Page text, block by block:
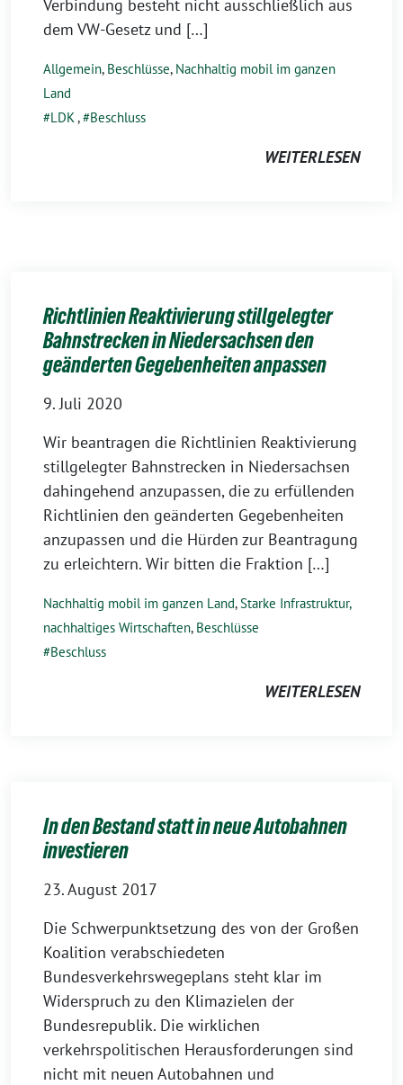
Verbindung besteht nicht ausschließlich aus
dem VW-Gesetz und […]
Allgemein, Beschlüsse, Nachhaltig mobil im ganzen
Land
LDK, Beschluss
WEITERLESEN
Richtlinien Reaktivierung stillgelegter
Bahnstrecken in Niedersachsen den
geänderten Gegebenheiten anpassen
9. Juli 2020
Wir beantragen die Richtlinien Reaktivierung
stillgelegter Bahnstrecken in Niedersachsen
dahingehend anzupassen, die zu erfüllenden
Richtlinien den geänderten Gegebenheiten
anzupassen und die Hürden zur Beantragung
zu erleichtern. Wir bitten die Fraktion […]
Nachhaltig mobil im ganzen Land,Starke Infrastruktur,
nachhaltiges Wirtschaften, Beschlüsse
Beschluss
WEITERLESEN
In den Bestand statt in neue Autobahnen
investieren
23. August 2017
Die Schwerpunktsetzung des von der Großen
Koalition verabschiedeten
Bundesverkehrswegeplans steht klar im
Widerspruch zu den Klimazielen der
Bundesrepublik. Die wirklichen
verkehrspolitischen Herausforderungen sind
nicht mit neuen Autobahnen und